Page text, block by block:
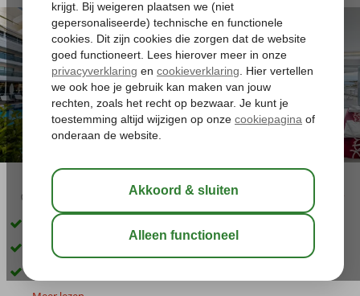
03:45
Familiehotel vlak bij het strand
Zwembad met glijbanen